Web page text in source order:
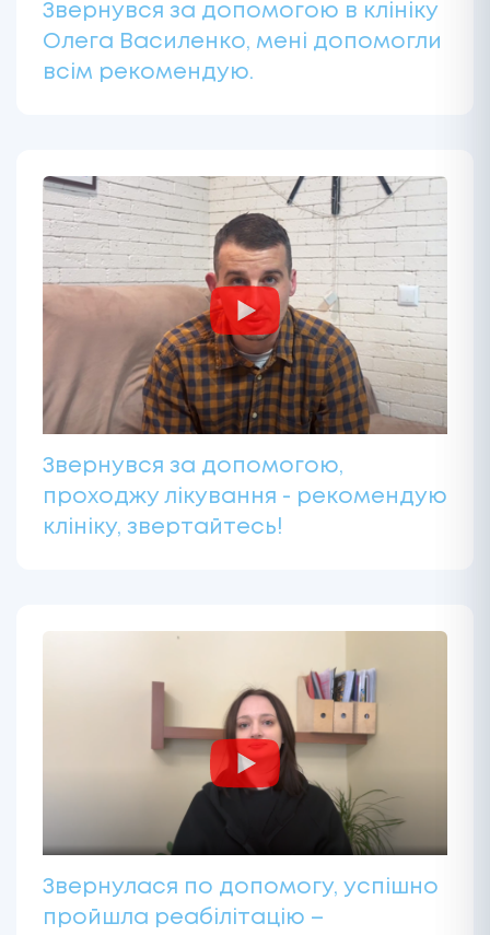
Звернувся за допомогою в клініку
Олега Василенко, мені допомогли
всім рекомендую.
Звернувся за допомогою,
проходжу лікування - рекомендую
клініку, звертайтесь!
Звернулася по допомогу, успішно
пройшла реабілітацію –